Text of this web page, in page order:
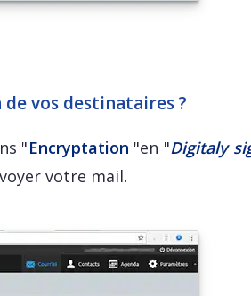
vos destinataires ?
"Encryptation "en "Digitaly
votre mail.